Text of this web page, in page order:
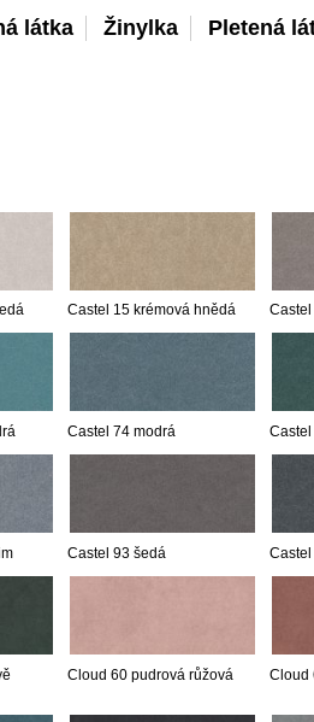
látka Žinylka Pletená
Castel 15 krémová hnědá
Castel 74 modrá Castel
Castel 93 šedá Castel
Cloud 60 pudrová růžová Cloud